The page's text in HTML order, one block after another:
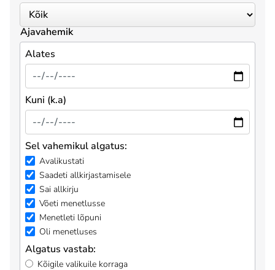
Ajavahemik
Alates
Kuni (k.a)
Sel vahemikul algatus:
Avalikustati
Saadeti allkirjastamisele
Sai allkirju
Võeti menetlusse
Menetleti lõpuni
Oli menetluses
Algatus vastab:
Kõigile valikuile korraga